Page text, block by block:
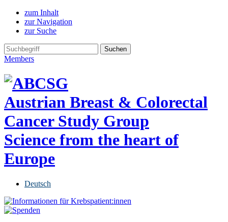
zum Inhalt
zur Navigation
zur Suche
Members
Austrian Breast & Colorectal
Cancer Study Group
Science from the heart of
Europe
Deutsch